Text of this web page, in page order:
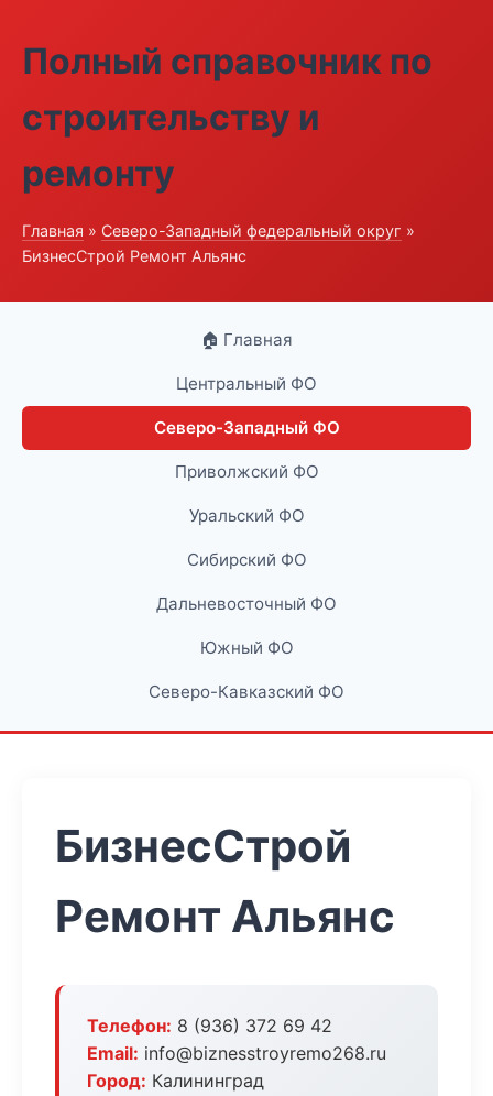
Полный справочник по
строительству и
ремонту
Главная » Северо-Западный федеральный округ »
БизнесСтрой Ремонт Альянс
🏠 Главная
Центральный ФО
Северо-Западный ФО
Приволжский ФО
Уральский ФО
Сибирский ФО
Дальневосточный ФО
Южный ФО
Северо-Кавказский ФО
БизнесСтрой
Ремонт Альянс
Телефон: 8 (936) 372 69 42
Email: info@biznesstroyremo268.ru
Город: Калининград